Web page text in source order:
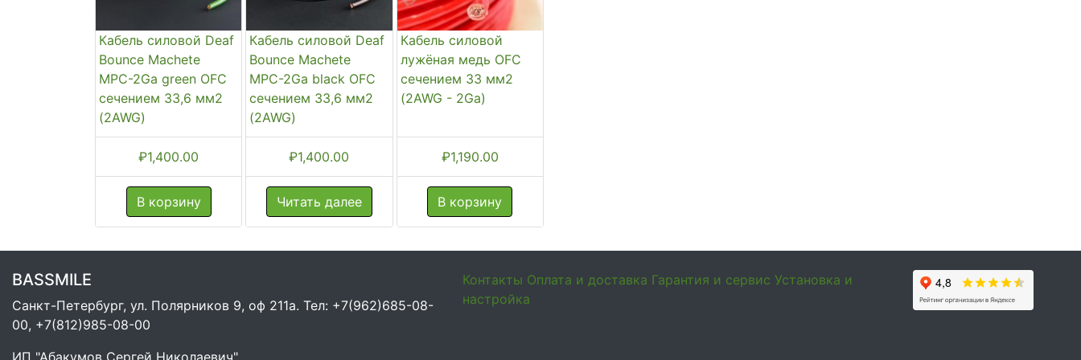
Кабель силовой Deaf
Bounce Machete
MPC-2Ga green OFC
сечением 33,6 мм2
(2AWG)
₽1,400.00
В корзину
Кабель силовой Deaf
Bounce Machete
MPC-2Ga black OFC
сечением 33,6 мм2
(2AWG)
₽1,400.00
Читать далее
Кабель силовой
лужёная медь OFC
сечением 33 мм2
(2AWG - 2Ga)
₽1,190.00
В корзину
BASSMILE
Санкт-Петербург, ул. Полярников 9, оф 211а. Тел: +7(962)685-08-
00, +7(812)985-08-00
ИП "Абакумов Сергей Николаевич"
Контакты Оплата и доставка Гарантия и сервис Установка и
настройка